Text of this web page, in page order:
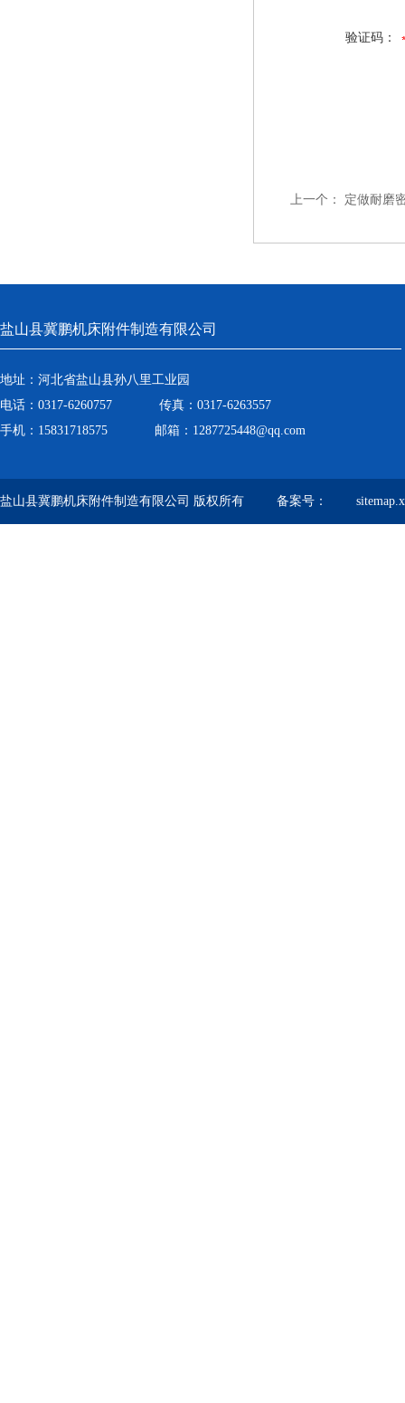
验证码：
上一个： 定做耐磨
盐山县冀鹏机床附件制造有限公司
地址：河北省盐山县孙八里工业园
电话：0317-6260757 传真：0317-6263557
手机：15831718575 邮箱：1287725448@qq.com
盐山县冀鹏机床附件制造有限公司 版权所有 备案号：